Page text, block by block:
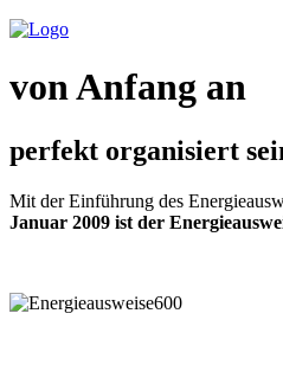
von Anfang an
perfekt organisiert
Mit der Einführung des
Januar 2009 ist der